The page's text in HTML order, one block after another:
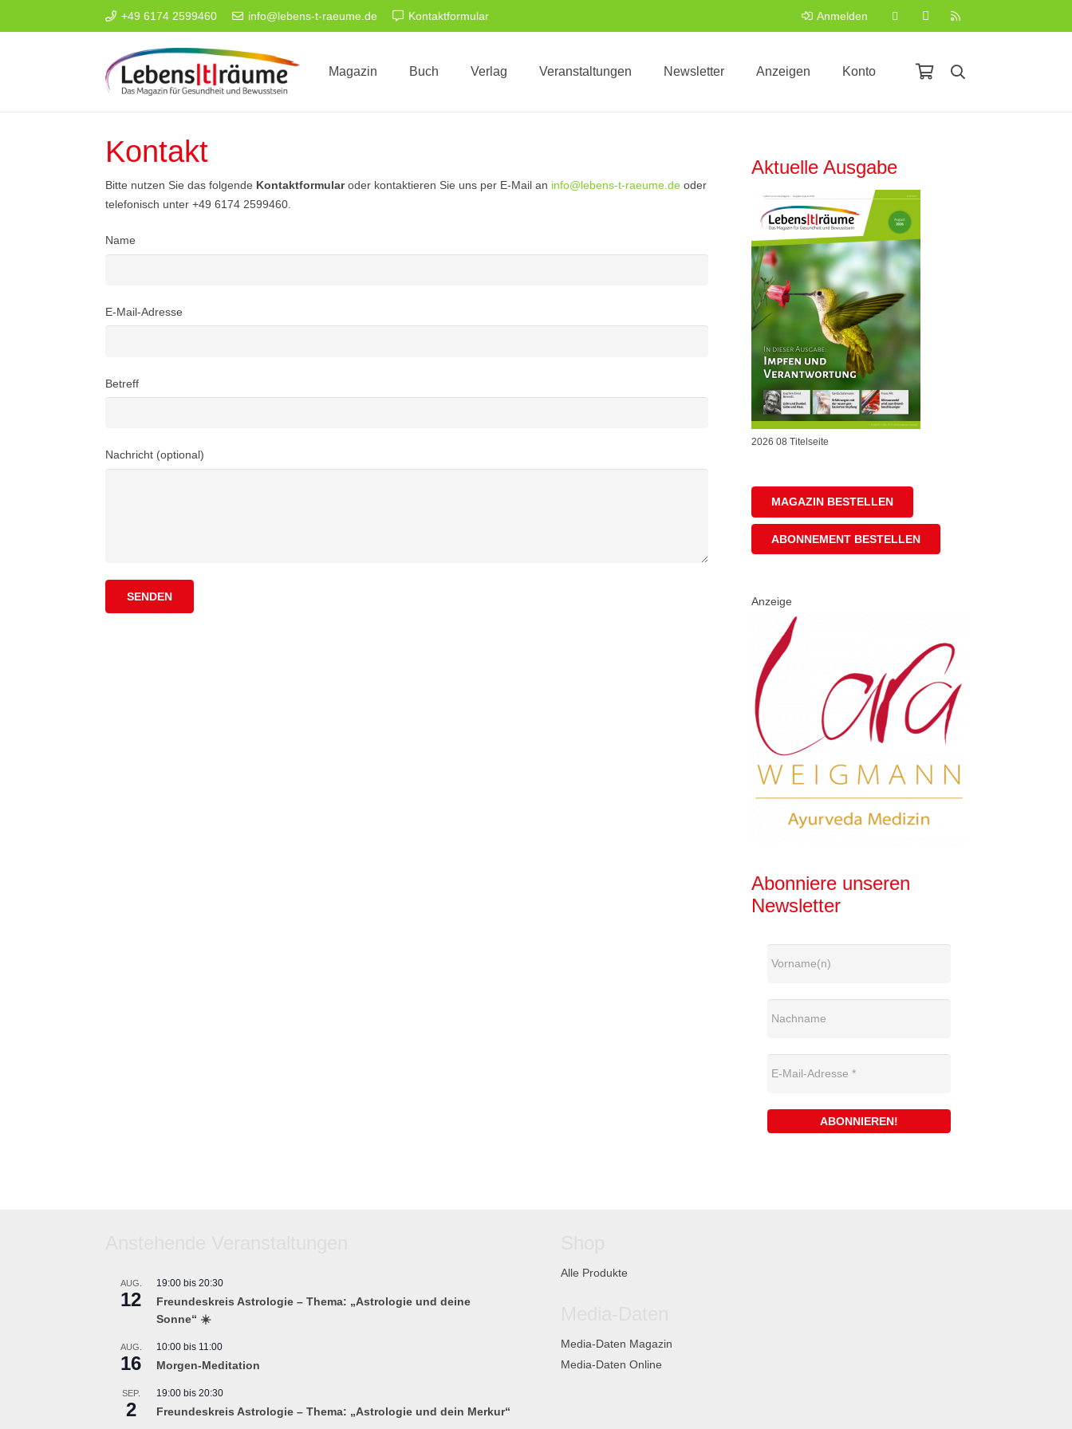
+49 6174 2599460 info@lebens-t-raeume.de Kontaktformular Anmelden
Magazin Buch Verlag Veranstaltungen Newsletter Anzeigen Konto
Kontakt
Bitte nutzen Sie das folgende Kontaktformularoder kontaktieren Sie uns per E-Mail an info@lebens-t-raeume.de oder
telefonisch unter +49 6174 2599460.
Name
E-Mail-Adresse
Betreff
Nachricht (optional)
Aktuelle Ausgabe
2026 08 Titelseite
MAGAZIN BESTELLEN
ABONNEMENT BESTELLEN
Anzeige
Abonniere unseren
Newsletter
AUG.
12
19:00 bis 20:30
Freundeskreis Astrologie – Thema: „Astrologie und deine
Sonne“ ☀️
AUG.
16
10:00 bis 11:00
Morgen-Meditation
SEP.
2
19:00 bis 20:30
Freundeskreis Astrologie – Thema: „Astrologie und dein Merkur“
Alle Produkte
Media-Daten Magazin
Media-Daten Online